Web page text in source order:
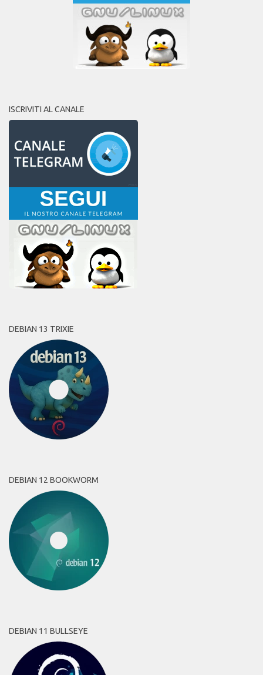
ISCRIVITI AL CANALE
DEBIAN 13 TRIXIE
DEBIAN 12 BOOKWORM
DEBIAN 11 BULLSEYE